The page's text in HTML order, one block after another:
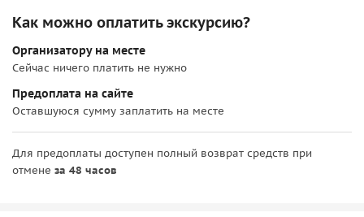
Как можно оплатить экскурсию?
Организатору на месте
Сейчас ничего платить не нужно
Предоплата на сайте
Оставшуюся сумму заплатить на месте
Для предоплаты доступен полный возврат средств при
отмене за 48 часов